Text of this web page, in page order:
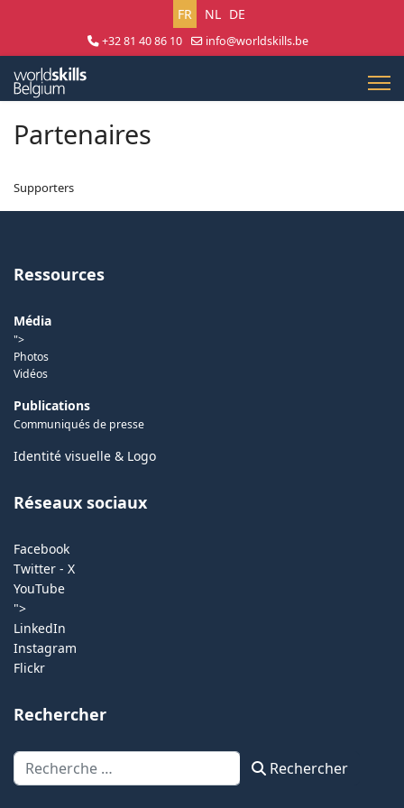
Sélectionnez votre langue
FR NL DE
+32 81 40 86 10
info@worldskills.be
Partenaires
Supporters
Ressources
Média
">
Photos
Vidéos
Publications
Communiqués de presse
Identité visuelle & Logo
Réseaux sociaux
Facebook
Twitter - X
YouTube
">
LinkedIn
Instagram
Flickr
Rechercher
Rechercher Rechercher